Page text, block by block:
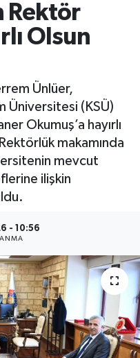
Rektör
Olsun
Ünlüer,
Üniversitesi (KSÜ)
Okumuş’a hayırlı
makamında
mevcut
ilişkin
- 10:56